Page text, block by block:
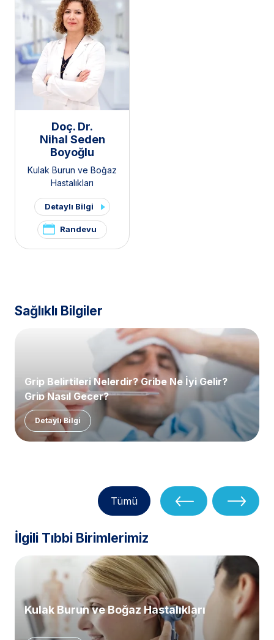
Doç. Dr.
Nihal Seden
Boyoğlu
Kulak Burun ve Boğaz
Hastalıkları
Detaylı Bilgi
Randevu
Sağlıklı Bilgiler
Grip Belirtileri Nelerdir? Gribe Ne İyi Gelir?
Grip Nasıl Geçer?
Detaylı Bilgi
Tümü
İlgili Tıbbi Birimlerimiz
Kulak Burun ve Boğaz Hastalıkları